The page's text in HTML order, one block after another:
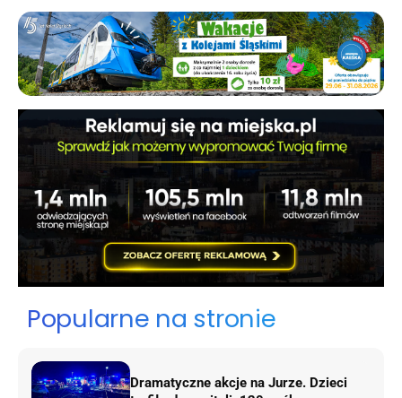
Popularne na stronie
Dramatyczne akcje na Jurze. Dzieci